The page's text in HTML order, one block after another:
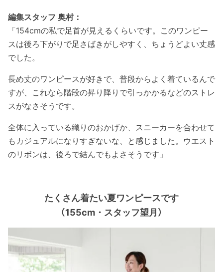
編集スタッフ 奥村：
「154cmの私で足首が見えるくらいです。このワンピー
スは後ろ下がりで足さばきがしやすく、ちょうどよい丈感
でした。
長め丈のワンピースが好きで、普段からよく着ているんで
すが、これなら階段の昇り降りで引っかかるなどのストレ
スがなさそうです。
全体に入っている織りのおかげか、スニーカーを合わせて
もカジュアルになりすぎないな、と感じました。ウエスト
のリボンは、後ろで結んでもよさそうです」
たくさん着たい夏ワンピースです
（155cm・スタッフ望月）